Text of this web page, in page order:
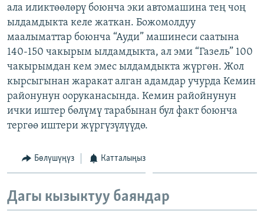
ЭЕ/АРнун бардык сайттары
ала иликтөөлөрү боюнча эки автомашина тең чоң
ылдамдыкта келе жаткан. Божомолдуу
маалыматтар боюнча “Ауди” машинеси саатына
140-150 чакырым ылдамдыкта, ал эми “Газель” 100
чакырымдан кем эмес ылдамдыкта жүргөн. Жол
кырсыгынан жаракат алган адамдар учурда Кемин
районунун ооруканасында. Кемин райойнунун
ички иштер бөлүмү тарабынан бул факт боюнча
тергөө иштери жүргүзүлүүдө.
Бөлүшүңүз Катталыңыз
Дагы кызыктуу баяндар